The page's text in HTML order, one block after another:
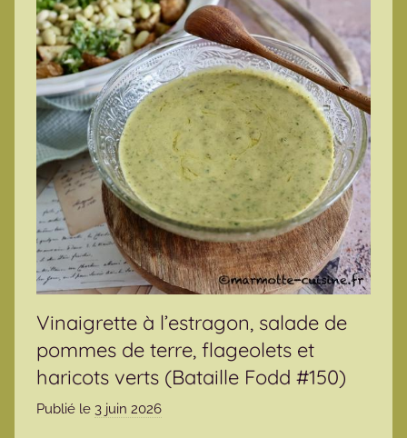
Vinaigrette à l’estragon, salade de
pommes de terre, flageolets et
haricots verts (Bataille Fodd #150)
Publié le 3 juin 2026